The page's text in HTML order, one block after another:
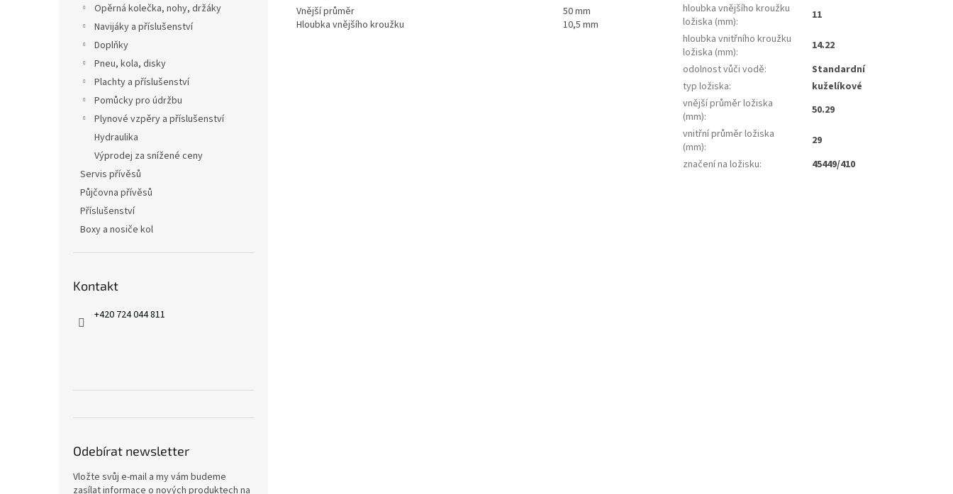
Opěrná kolečka, nohy, držáky
Navijáky a příslušenství
Doplňky
Pneu, kola, disky
Plachty a příslušenství
Pomůcky pro údržbu
Plynové vzpěry a příslušenství
Hydraulika
Výprodej za snížené ceny
Servis přívěsů
Půjčovna přívěsů
Příslušenství
Boxy a nosiče kol
Kontakt
+420 724 044 811
Odebírat newsletter
Vložte svůj e-mail a my vám budeme
zasílat informace o nových produktech na
Vnější průměr
50 mm
Hloubka vnějšího kroužku
10,5 mm
hloubka vnějšího kroužku
ložiska (mm):
11
hloubka vnitřního kroužku
ložiska (mm):
14.22
odolnost vůči vodě:
Standardní
typ ložiska:
kuželíkové
vnější průměr ložiska
(mm):
50.29
vnitřní průměr ložiska
(mm):
29
značení na ložisku: 45449/410